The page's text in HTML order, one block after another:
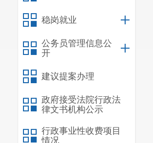
稳岗就业
公务员管理信息公
开
建议提案办理
政府接受法院行政法
律文书机构公示
行政事业性收费项目
情况